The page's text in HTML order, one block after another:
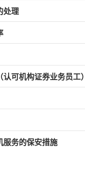
处理
认可机构证券业务员工）
服务的保安措施